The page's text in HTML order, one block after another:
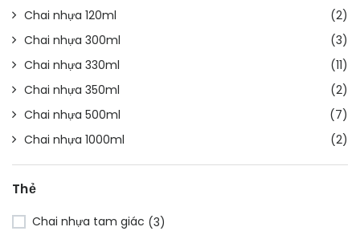
Chai nhựa 120ml
(2)
Chai nhựa 300ml
(3)
Chai nhựa 330ml
(11)
Chai nhựa 350ml
(2)
Chai nhựa 500ml
(7)
Chai nhựa 1000ml
(2)
Thẻ
Chai nhựa tam giác (3)